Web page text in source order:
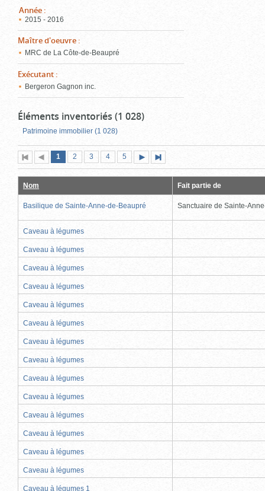
Année :
2015 - 2016
Maître d'oeuvre :
MRC de La Côte-de-Beaupré
Exécutant :
Bergeron Gagnon inc.
Éléments inventoriés (1 028)
Patrimoine immobilier (1 028)
Première
page
Page
précédente
Page
1 (page
actuelle)
Page
2 Page
3 Page
4 Page
5
suivante
page
Nom Fait partie de
Basilique de Sainte-Anne-de-Beaupré Sanctuaire de Sainte-
Caveau à légumes
Caveau à légumes
Caveau à légumes
Caveau à légumes
Caveau à légumes
Caveau à légumes
Caveau à légumes
Caveau à légumes
Caveau à légumes
Caveau à légumes
Caveau à légumes
Caveau à légumes
Caveau à légumes
Caveau à légumes
Caveau à légumes 1